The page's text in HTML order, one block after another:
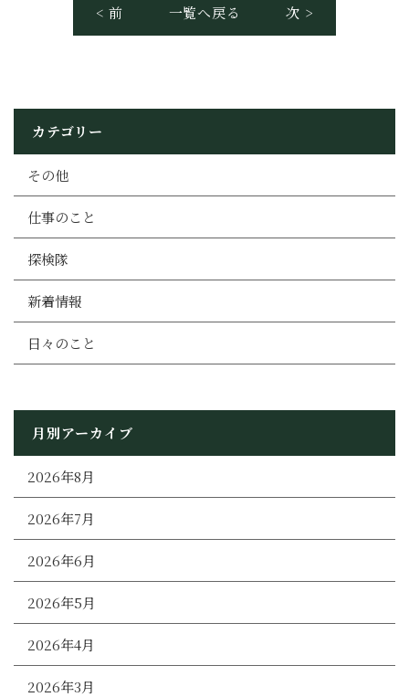
< 前 一覧へ戻る 次 >
カテゴリー
その他
仕事のこと
探検隊
新着情報
日々のこと
月別アーカイブ
2026年8月
2026年7月
2026年6月
2026年5月
2026年4月
2026年3月